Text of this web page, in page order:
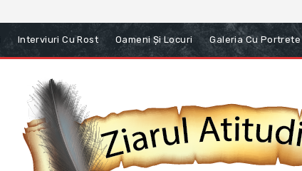
Interviuri Cu Rost Oameni Și Locuri Galeria Cu Portrete